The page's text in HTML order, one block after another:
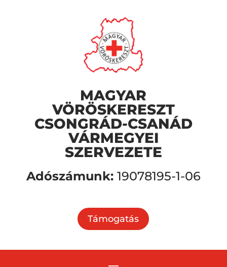
MAGYAR
VÖRÖSKERESZT
CSONGRÁD-CSANÁD
VÁRMEGYEI
SZERVEZETE
Adószámunk: 19078195-1-06
Támogatás